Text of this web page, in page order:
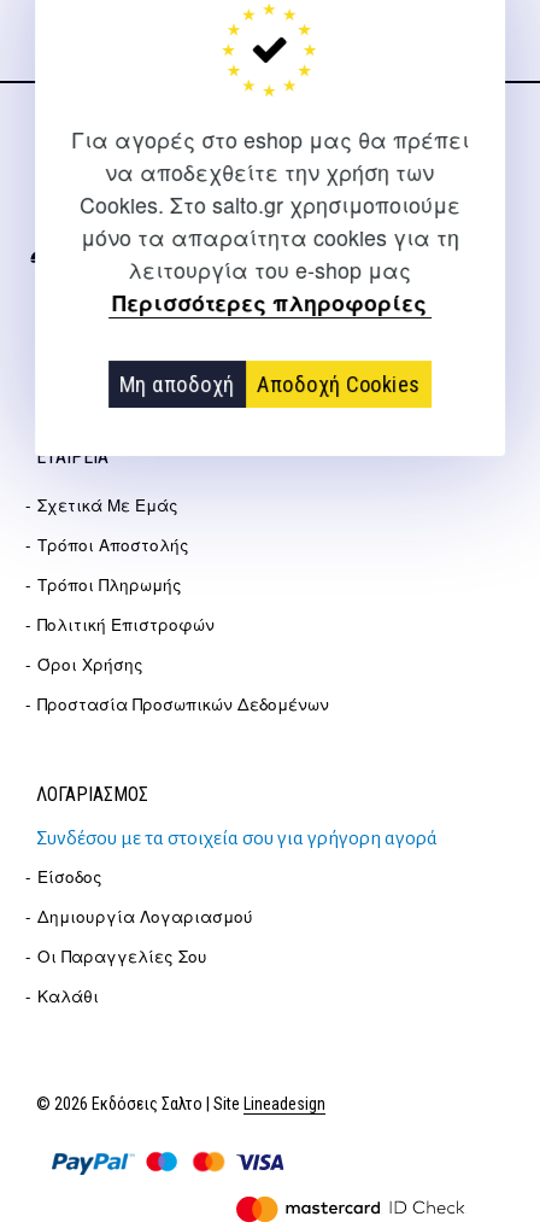
Για αγορές στο eshop μας θα πρέπει
να αποδεχθείτε την χρήση των
Cookies. Στο salto.gr χρησιμοποιούμε
μόνο τα απαραίτητα cookies για τη
λειτουργία του e-shop μας
Περισσότερες πληροφορίες
Μη αποδοχή Αποδοχή Cookies
ΕΠΙΚΟΙΝΩΝΊΑ
Για διευκρινίσεις και υποστήριξη παραγγελιών μέσω του
2310 267108
info@salto.gr
Αγγελάκη 21, Θεσσαλονίκη
ΕΤΑΙΡΕΊΑ
Σχετικά Με Εμάς
Τρόποι Αποστολής
Τρόποι Πληρωμής
Πολιτική Επιστροφών
Όροι Χρήσης
Προστασία Προσωπικών Δεδομένων
ΛΟΓΑΡΙΑΣΜΟΣ
Συνδέσου με τα στοιχεία σου για γρήγορη αγορά
Είσοδος
Δημιουργία Λογαριασμού
Οι Παραγγελίες Σου
Καλάθι
© 2026 Εκδόσεις Σαλτο | Site Lineadesign